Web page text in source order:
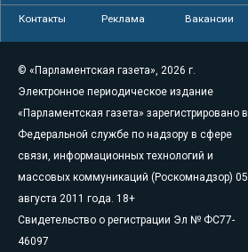
Контакты Реклама Вакансии
© «Парламентская газета», 2026 г.
Электронное периодическое издание
«Парламентская газета» зарегистрировано в
Федеральной службе по надзору в сфере
связи, информационных технологий и
массовых коммуникаций (Роскомнадзор) 05
августа 2011 года. 18+
Свидетельство о регистрации Эл № ФС77-
46097